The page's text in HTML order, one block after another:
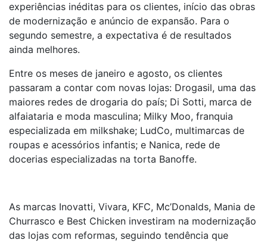
experiências inéditas para os clientes, início das obras
de modernização e anúncio de expansão. Para o
segundo semestre, a expectativa é de resultados
ainda melhores.
Entre os meses de janeiro e agosto, os clientes
passaram a contar com novas lojas: Drogasil, uma das
maiores redes de drogaria do país; Di Sotti, marca de
alfaiataria e moda masculina; Milky Moo, franquia
especializada em milkshake; LudCo, multimarcas de
roupas e acessórios infantis; e Nanica, rede de
docerias especializadas na torta Banoffe.
As marcas Inovatti, Vivara, KFC, Mc’Donalds, Mania de
Churrasco e Best Chicken investiram na modernização
das lojas com reformas, seguindo tendência que